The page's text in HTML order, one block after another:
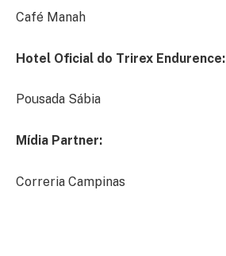
Café Manah
Hotel Oficial do Trirex Endurence:
Pousada Sábia
Mídia Partner:
Correria Campinas